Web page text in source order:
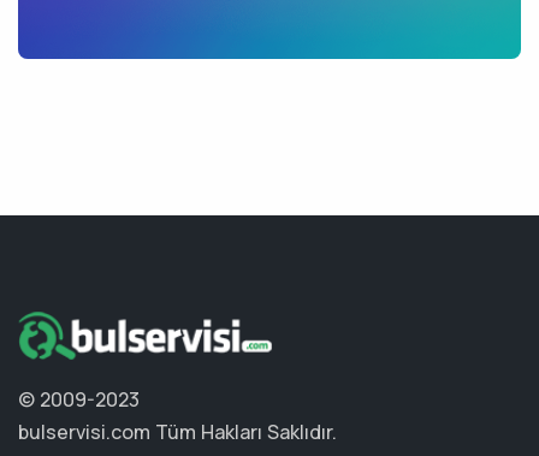
© 2009-2023
bulservisi.com Tüm Hakları Saklıdır.